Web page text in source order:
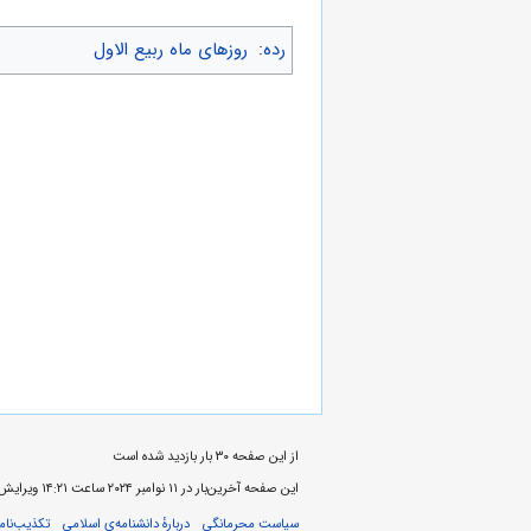
رده: روزهای ماه ربیع الاول
از این صفحه ۳۰ بار بازدید شده است
این صفحه آخرین‌بار در ‏۱۱ نوامبر ۲۰۲۴ ساعت ‏۱۴:۲۱ ویرایش شده‌است.
سیاست محرمانگی
دربارهٔ دانشنامه‌ی اسلامی